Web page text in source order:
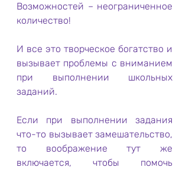
Возможностей – неограниченное
количество!
И все это творческое богатство и
вызывает проблемы с вниманием
при выполнении школьных
заданий.
Если при выполнении задания
что-то вызывает замешательство,
то воображение тут же
включается, чтобы помочь